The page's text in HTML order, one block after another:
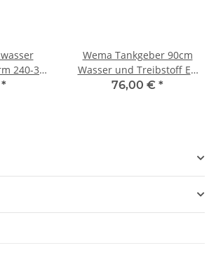
240-30
*
Wema Tankgeber 90cm
Wasser und Treibstoff EU
Norm 0-190 Ohm SAE5
76,00 € *